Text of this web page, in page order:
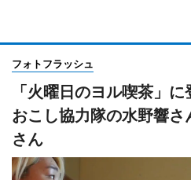
フォトフラッシュ
「火曜日のヨル喫茶」
おこし協力隊の水野響
さん